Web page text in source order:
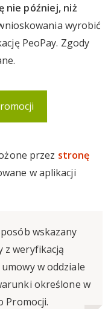
nie później, niż
wyrobić
PeoPay. Zgody
przez stronę
w aplikacji
wskazany
z weryfikacją
w oddziale
określone w
Promocji.